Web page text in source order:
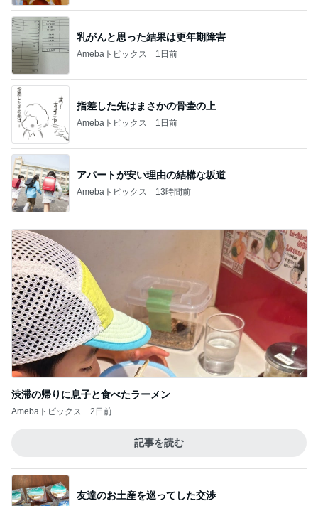
乳がんと思った結果は更年期障害
Amebaトピックス 1日前
指差した先はまさかの骨壷の上
Amebaトピックス 1日前
アパートが安い理由の結構な坂道
Amebaトピックス 13時間前
渋滞の帰りに息子と食べたラーメン
Amebaトピックス 2日前
記事を読む
友達のお土産を巡ってした交渉